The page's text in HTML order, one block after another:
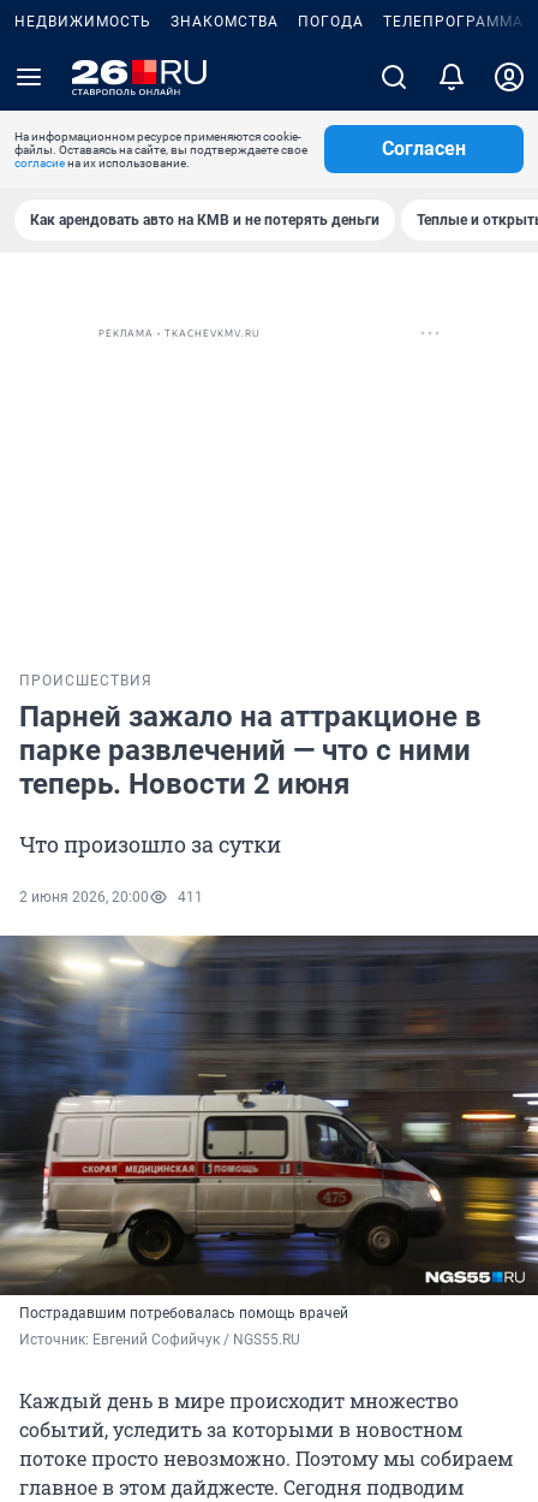
НЕДВИЖИМОСТЬ ЗНАКОМСТВА ПОГОДА ТЕЛЕПРОГРАММА
На информационном ресурсе применяются cookie-
файлы. Оставаясь на сайте, вы подтверждаете свое
согласиена их использование.
Согласен
Как арендовать авто на КМВ и не потерять деньги Теплые и
РЕКЛАМА • TKACHEVKMV.RU
ПРОИСШЕСТВИЯ
Парней зажало на аттракционе в
парке развлечений — что с ними
теперь. Новости 2 июня
Что произошло за сутки
2 июня 2026, 20:00 411
Пострадавшим потребовалась помощь врачей
Источник: Евгений Софийчук / NGS55.RU
Каждый день в мире происходит множество
событий, уследить за которыми в новостном
потоке просто невозможно. Поэтому мы собираем
главное в этом дайджесте. Сегодня подводим